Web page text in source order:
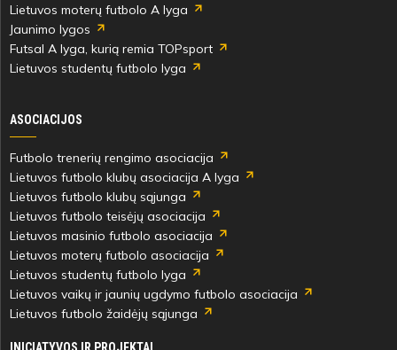
Lietuvos moterų futbolo A lyga
Jaunimo lygos
Futsal A lyga, kurią remia TOPsport
Lietuvos studentų futbolo lyga
ASOCIACIJOS
Futbolo trenerių rengimo asociacija
Lietuvos futbolo klubų asociacija A lyga
Lietuvos futbolo klubų sąjunga
Lietuvos futbolo teisėjų asociacija
Lietuvos masinio futbolo asociacija
Lietuvos moterų futbolo asociacija
Lietuvos studentų futbolo lyga
Lietuvos vaikų ir jaunių ugdymo futbolo asociacija
Lietuvos futbolo žaidėjų sąjunga